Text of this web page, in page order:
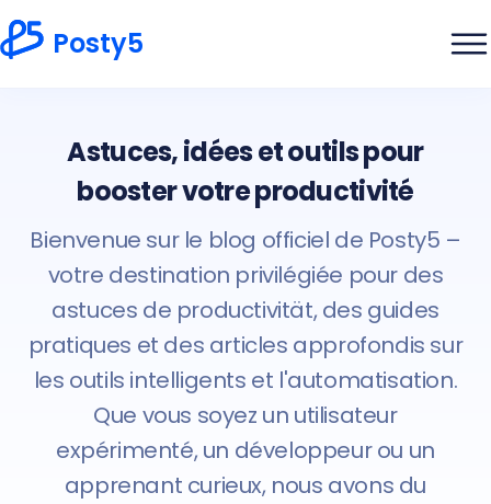
Posty5
Astuces, idées et outils pour
booster votre productivité
Bienvenue sur le blog officiel de Posty5 –
votre destination privilégiée pour des
astuces de productivität, des guides
pratiques et des articles approfondis sur
les outils intelligents et l'automatisation.
Que vous soyez un utilisateur
expérimenté, un développeur ou un
apprenant curieux, nous avons du